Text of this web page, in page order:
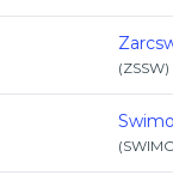
(ZSSW)
(